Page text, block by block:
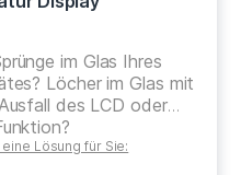
im Glas Ihres
Löcher im Glas mit
des LCD oder
Lösung für Sie: